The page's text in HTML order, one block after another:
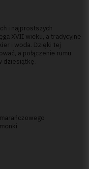
i najprostszych
XVII wieku, a tradycyjne
i woda. Dzięki tej
a połączenie rumu
dziesiątkę.